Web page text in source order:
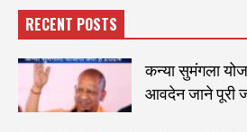
RECENT POSTS
कन्या सुमंगला
आवदेन जाने पूरी